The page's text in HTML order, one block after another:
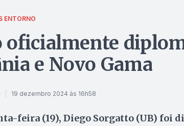
ENTORNO
oficialmente
e Novo Gama
19 dezembro 2024 às 16h58
feira (19), Diego Sorgatto (UB) foi